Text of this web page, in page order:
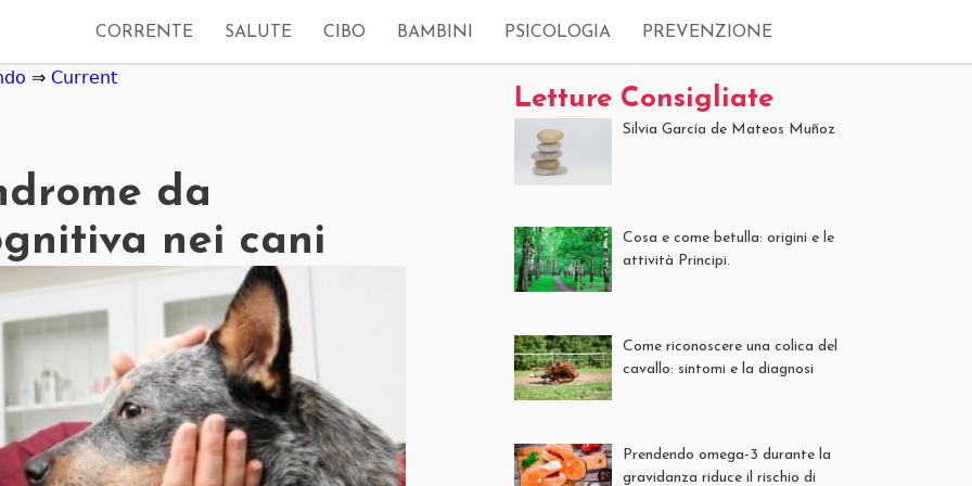
CORRENTE SALUTE CIBO BAMBINI PSICOLOGIA PREVENZIONE
⇒ Current
da
nei cani
Letture Consigliate
Silvia García de Mateos Muñoz
Cosa e come betulla: origini e le
attività Principi.
Come riconoscere una colica del
cavallo: sintomi e la diagnosi
Prendendo omega-3 durante la
gravidanza riduce il rischio di